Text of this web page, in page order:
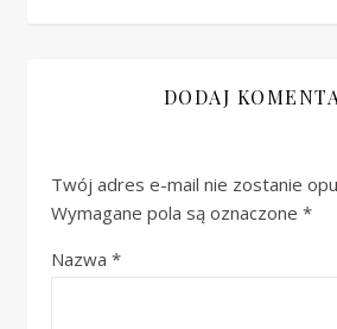
DODAJ
Twój adres e-mail nie zostanie
Wymagane pola są oznaczone *
Nazwa *